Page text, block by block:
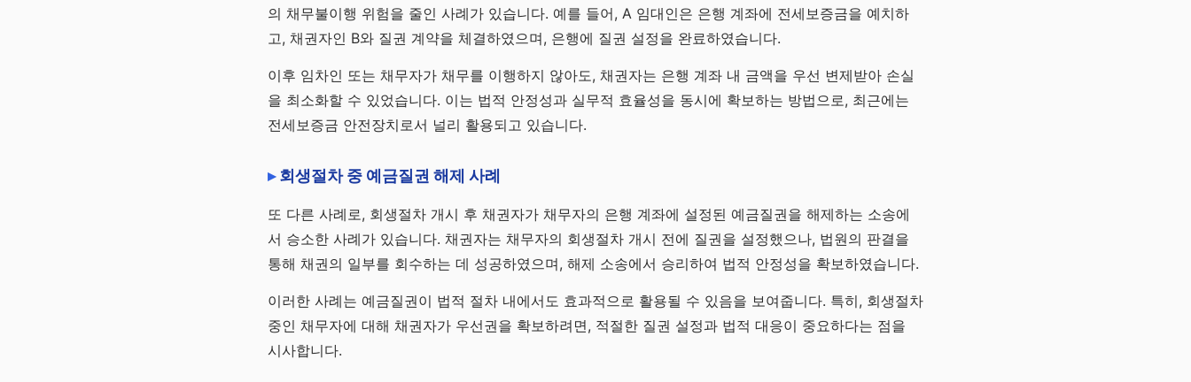
의 채무불이행 위험을 줄인 사례가 있습니다. 예를 들어, A 임대인은 은행 계좌에 전세보증금을 예치하
고, 채권자인 B와 질권 계약을 체결하였으며, 은행에 질권 설정을 완료하였습니다.
이후 임차인 또는 채무자가 채무를 이행하지 않아도, 채권자는 은행 계좌 내 금액을 우선 변제받아 손실
을 최소화할 수 있었습니다. 이는 법적 안정성과 실무적 효율성을 동시에 확보하는 방법으로, 최근에는
전세보증금 안전장치로서 널리 활용되고 있습니다.
회생절차 중 예금질권 해제 사례
또 다른 사례로, 회생절차 개시 후 채권자가 채무자의 은행 계좌에 설정된 예금질권을 해제하는 소송에
서 승소한 사례가 있습니다. 채권자는 채무자의 회생절차 개시 전에 질권을 설정했으나, 법원의 판결을
통해 채권의 일부를 회수하는 데 성공하였으며, 해제 소송에서 승리하여 법적 안정성을 확보하였습니다.
이러한 사례는 예금질권이 법적 절차 내에서도 효과적으로 활용될 수 있음을 보여줍니다. 특히, 회생절차
중인 채무자에 대해 채권자가 우선권을 확보하려면, 적절한 질권 설정과 법적 대응이 중요하다는 점을
시사합니다.